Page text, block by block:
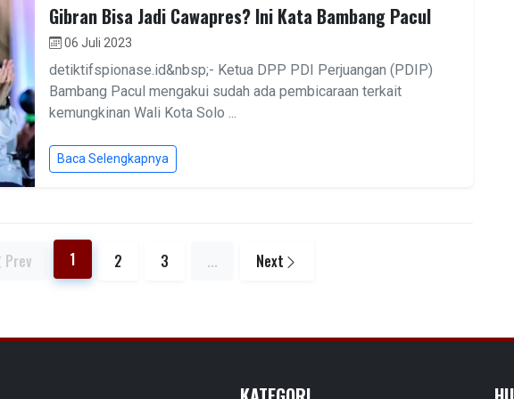
Gibran Bisa Jadi Cawapres? Ini Kata Bambang Pacul
06 Juli 2023
detiktifspionase.id&nbsp;- Ketua DPP PDI Perjuangan (PDIP)
Bambang Pacul mengakui sudah ada pembicaraan terkait
kemungkinan Wali Kota Solo ...
Baca Selengkapnya
Prev 1 2 3 ... Next